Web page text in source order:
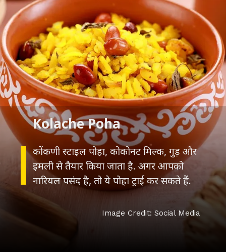
कोंकणी स्टाइल पोहा, कोकोनट मिल्क, गुड़ और
इमली से तैयार किया जाता है. अगर आपको
Kolache Poha